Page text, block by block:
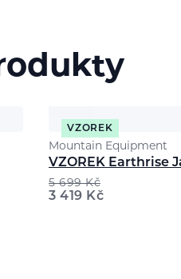
VZOREK
Mountain Equipment
VZOREK Earthrise
5 699Kč
3 419 Kč